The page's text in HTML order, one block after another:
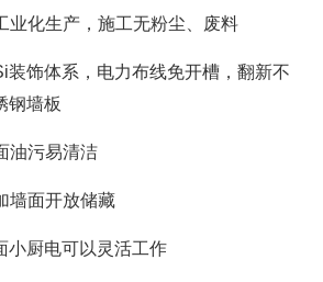
业化生产，施工无粉尘、废料
装饰体系，电力布线免开槽，翻新不
钢墙板
油污易清洁
墙面开放储藏
小厨电可以灵活工作